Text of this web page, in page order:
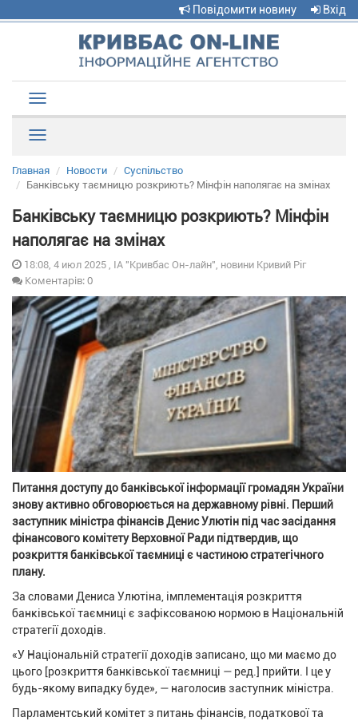
Повідомити новину Вхід
navigation
Главная Новости
Суспільство
Банківську таємницю розкриють? Мінфін наполягає на змінах
Банківську таємницю розкриють? Мінфін
наполягає на змінах
18:08, 4 июл 2025 , ІА "Кривбас Он-лайн", новини Кривий Ріг
Коментарів: 0
Питання доступу до банківської інформації громадян України
знову активно обговорюється на державному рівні. Перший
заступник міністра фінансів Денис Улютін під час засідання
фінансового комітету Верховної Ради підтвердив, що
розкриття банківської таємниці є частиною стратегічного
плану.
За словами Дениса Улютіна, імплементація розкриття
банківської таємниці є зафіксованою нормою в Національній
стратегії доходів.
«У Національній стратегії доходів записано, що ми маємо до
цього [розкриття банківської таємниці — ред.] прийти. І це у
будь-якому випадку буде», — наголосив заступник міністра.
Парламентський комітет з питань фінансів, податкової та